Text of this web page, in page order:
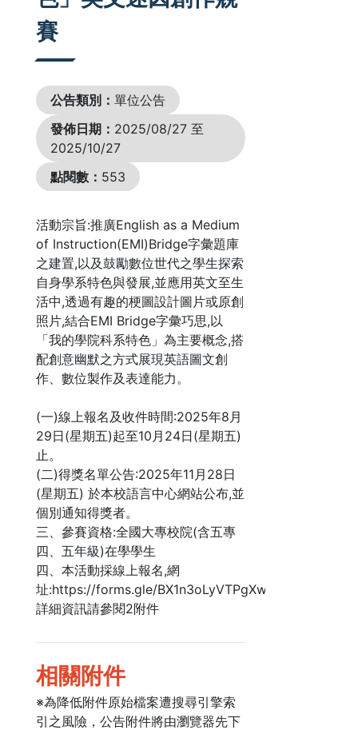
賽
公告類別： 單位公告
發佈日期： 2025/08/27 至
2025/10/27
點閱數： 553
活動宗旨:推廣English as a Medium
of Instruction(EMI)Bridge字彙題庫
之建置,以及鼓勵數位世代之學生探索
自身學系特色與發展,並應用英文至生
活中,透過有趣的梗圖設計圖片或原創
照片,結合EMI Bridge字彙巧思,以
「我的學院科系特色」為主要概念,搭
配創意幽默之方式展現英語圖文創
作、數位製作及表達能力。
(一)線上報名及收件時間:2025年8月
29日(星期五)起至10月24日(星期五)
止。
(二)得獎名單公告:2025年11月28日
(星期五) 於本校語言中心網站公布,並
個別通知得獎者。
三、參賽資格:全國大專校院(含五專
四、五年級)在學學生
四、本活動採線上報名,網
址:https://forms.gle/BX1n3oLyVTPgXwTN7。
詳細資訊請參閱2附件
相關附件
※為降低附件原始檔案遭搜尋引擎索
引之風險，公告附件將由瀏覽器先下